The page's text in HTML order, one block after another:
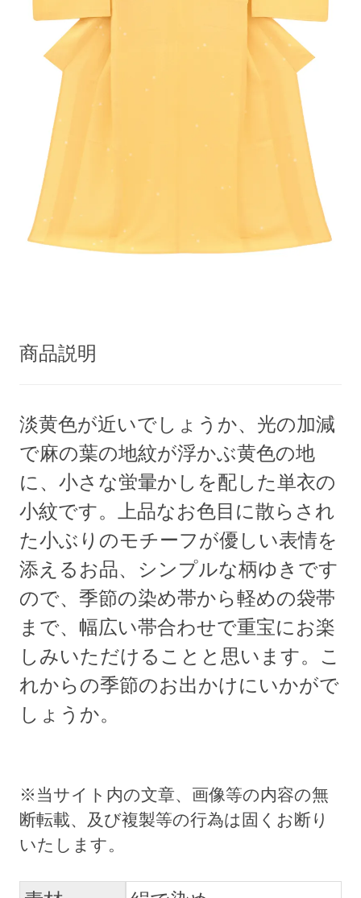
商品説明
淡黄色が近いでしょうか、光の加減
で麻の葉の地紋が浮かぶ黄色の地
に、小さな蛍暈かしを配した単衣の
小紋です。上品なお色目に散らされ
た小ぶりのモチーフが優しい表情を
添えるお品、シンプルな柄ゆきです
ので、季節の染め帯から軽めの袋帯
まで、幅広い帯合わせで重宝にお楽
しみいただけることと思います。こ
れからの季節のお出かけにいかがで
しょうか。